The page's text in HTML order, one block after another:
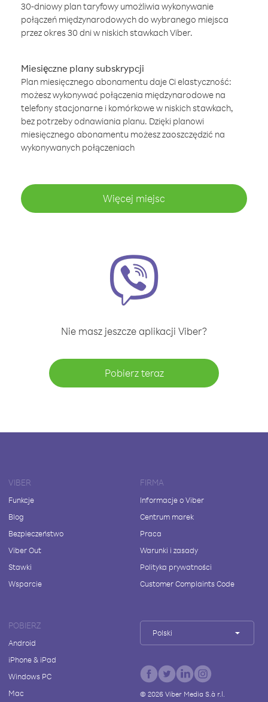
30-dniowy plan taryfowy umożliwia wykonywanie
połączeń międzynarodowych do wybranego miejsca
przez okres 30 dni w niskich stawkach Viber.
Miesięczne plany subskrypcji
Plan miesięcznego abonamentu daje Ci elastyczność:
możesz wykonywać połączenia międzynarodowe na
telefony stacjonarne i komórkowe w niskich stawkach,
bez potrzeby odnawiania planu. Dzięki planowi
miesięcznego abonamentu możesz zaoszczędzić na
wykonywanych połączeniach
Więcej miejsc
Nie masz jeszcze aplikacji Viber?
Pobierz teraz
VIBER
Funkcje
Blog
Bezpieczeństwo
Viber Out
Stawki
Wsparcie
FIRMA
Informacje o Viber
Centrum marek
Praca
Warunki i zasady
Polityka prywatności
Customer Complaints Code
POBIERZ
Android
iPhone & iPad
Windows PC
Mac
Polski
© 2026Viber Media S.à r.l.